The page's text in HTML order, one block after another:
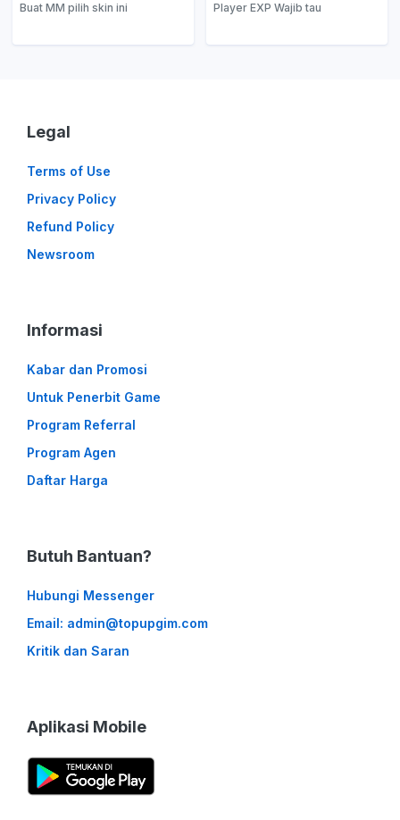
Buat MM pilih skin ini Player EXP Wajib tau
Legal
Terms of Use
Privacy Policy
Refund Policy
Newsroom
Informasi
Kabar dan Promosi
Untuk Penerbit Game
Program Referral
Program Agen
Daftar Harga
Butuh Bantuan?
Hubungi Messenger
Email: admin@topupgim.com
Kritik dan Saran
Aplikasi Mobile